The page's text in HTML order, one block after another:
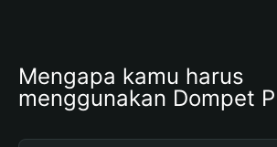
Mengapa kamu harus
menggunakan Dompet